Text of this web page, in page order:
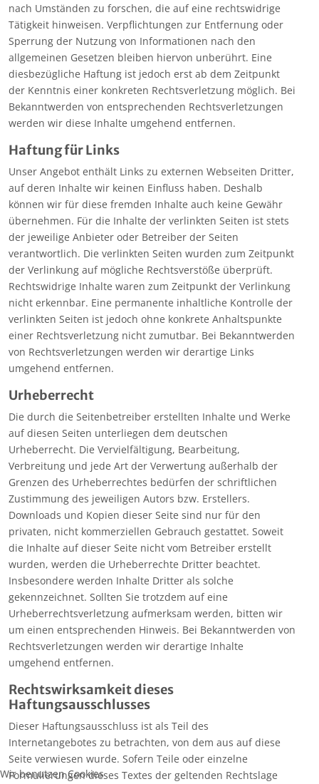
nach Umständen zu forschen, die auf eine rechtswidrige
Tätigkeit hinweisen. Verpflichtungen zur Entfernung oder
Sperrung der Nutzung von Informationen nach den
allgemeinen Gesetzen bleiben hiervon unberührt. Eine
diesbezügliche Haftung ist jedoch erst ab dem Zeitpunkt
der Kenntnis einer konkreten Rechtsverletzung möglich. Bei
Bekanntwerden von entsprechenden Rechtsverletzungen
werden wir diese Inhalte umgehend entfernen.
Haftung für Links
Unser Angebot enthält Links zu externen Webseiten Dritter,
auf deren Inhalte wir keinen Einfluss haben. Deshalb
können wir für diese fremden Inhalte auch keine Gewähr
übernehmen. Für die Inhalte der verlinkten Seiten ist stets
der jeweilige Anbieter oder Betreiber der Seiten
verantwortlich. Die verlinkten Seiten wurden zum Zeitpunkt
der Verlinkung auf mögliche Rechtsverstöße überprüft.
Rechtswidrige Inhalte waren zum Zeitpunkt der Verlinkung
nicht erkennbar. Eine permanente inhaltliche Kontrolle der
verlinkten Seiten ist jedoch ohne konkrete Anhaltspunkte
einer Rechtsverletzung nicht zumutbar. Bei Bekanntwerden
von Rechtsverletzungen werden wir derartige Links
umgehend entfernen.
Urheberrecht
Die durch die Seitenbetreiber erstellten Inhalte und Werke
auf diesen Seiten unterliegen dem deutschen
Urheberrecht. Die Vervielfältigung, Bearbeitung,
Verbreitung und jede Art der Verwertung außerhalb der
Grenzen des Urheberrechtes bedürfen der schriftlichen
Zustimmung des jeweiligen Autors bzw. Erstellers.
Downloads und Kopien dieser Seite sind nur für den
privaten, nicht kommerziellen Gebrauch gestattet. Soweit
die Inhalte auf dieser Seite nicht vom Betreiber erstellt
wurden, werden die Urheberrechte Dritter beachtet.
Insbesondere werden Inhalte Dritter als solche
gekennzeichnet. Sollten Sie trotzdem auf eine
Urheberrechtsverletzung aufmerksam werden, bitten wir
um einen entsprechenden Hinweis. Bei Bekanntwerden von
Rechtsverletzungen werden wir derartige Inhalte
umgehend entfernen.
Rechtswirksamkeit dieses
Haftungsausschlusses
Dieser Haftungsausschluss ist als Teil des
Internetangebotes zu betrachten, von dem aus auf diese
Seite verwiesen wurde. Sofern Teile oder einzelne
Formulierungen dieses Textes der geltenden Rechtslage
Wir benutzen Cookies